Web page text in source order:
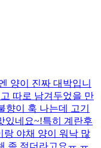
양이 진짜 대박입니
따로 남겨두었을 만
이 훅 나는데 고기
있네요~!특히 계란후
랑 야채 양이 워낙 많
좀 적더라고요ㅠ.ㅠ